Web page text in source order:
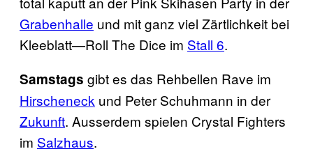
Grabenhalle und mit ganz viel Zärtlichkeit bei
Kleeblatt—Roll The Dice im Stall 6.
Samstags gibt es das Rehbellen Rave im
Hirscheneck und Peter Schuhmann in der
Zukunft. Ausserdem spielen Crystal Fighters
im Salzhaus.